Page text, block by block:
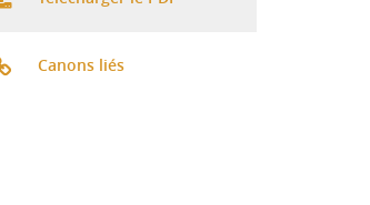
Canons liés